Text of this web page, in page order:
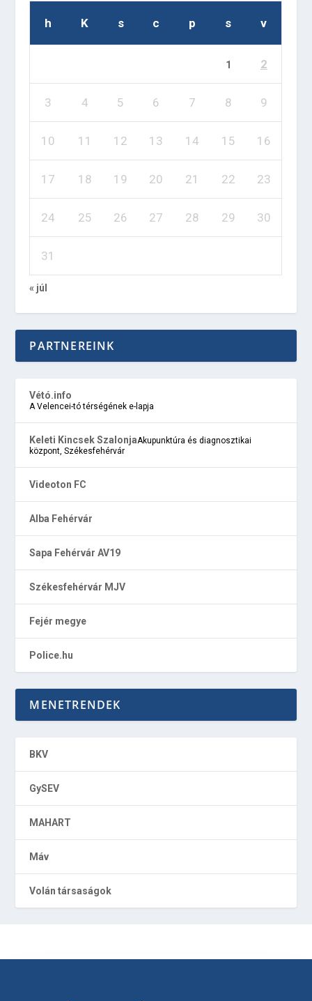
h K s c p s v
1 2
3 4 5 6 7 8 9
10 11 12 13 14 15 16
17 18 19 20 21 22 23
24 25 26 27 28 29 30
31
« júl
PARTNEREINK
Vétó.info
A Velencei-tó térségének e-lapja
Keleti Kincsek SzalonjaAkupunktúra és diagnosztikai
központ, Székesfehérvár
Videoton FC
Alba Fehérvár
Sapa Fehérvár AV19
Székesfehérvár MJV
Fejér megye
Police.hu
MENETRENDEK
BKV
GySEV
MAHART
Máv
Volán társaságok